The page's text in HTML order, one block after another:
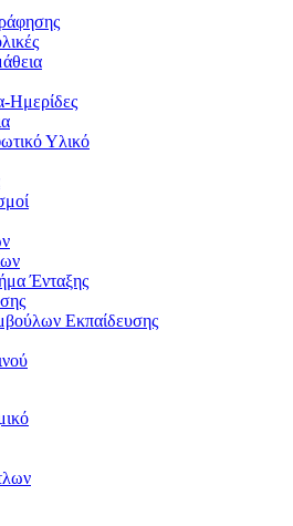
Ημερίδες
Υλικό
Ένταξης
Εκπαίδευσης